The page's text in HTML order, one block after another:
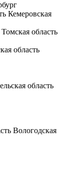
Кемеровская
Томская область
область
область
Вологодская